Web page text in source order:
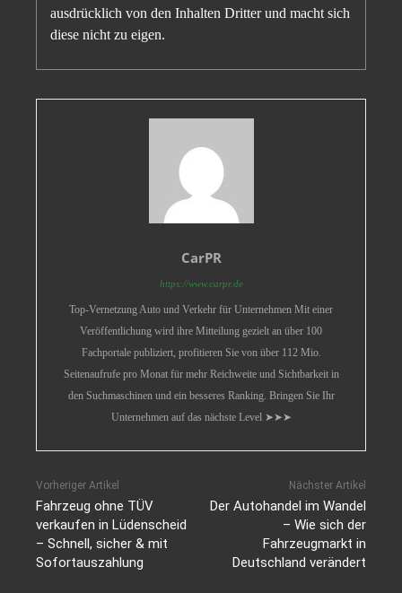
ausdrücklich von den Inhalten Dritter und macht sich
diese nicht zu eigen.
CarPR
https://www.carpr.de
Top-Vernetzung Auto und Verkehr für Unternehmen Mit einer
Veröffentlichung wird ihre Mitteilung gezielt an über 100
Fachportale publiziert, profitieren Sie von über 112 Mio.
Seitenaufrufe pro Monat für mehr Reichweite und Sichtbarkeit in
den Suchmaschinen und ein besseres Ranking. Bringen Sie Ihr
Unternehmen auf das nächste Level ➤➤➤
Vorheriger Artikel
Fahrzeug ohne TÜV
verkaufen in Lüdenscheid
– Schnell, sicher & mit
Sofortauszahlung
Nächster Artikel
Der Autohandel im Wandel
– Wie sich der
Fahrzeugmarkt in
Deutschland verändert